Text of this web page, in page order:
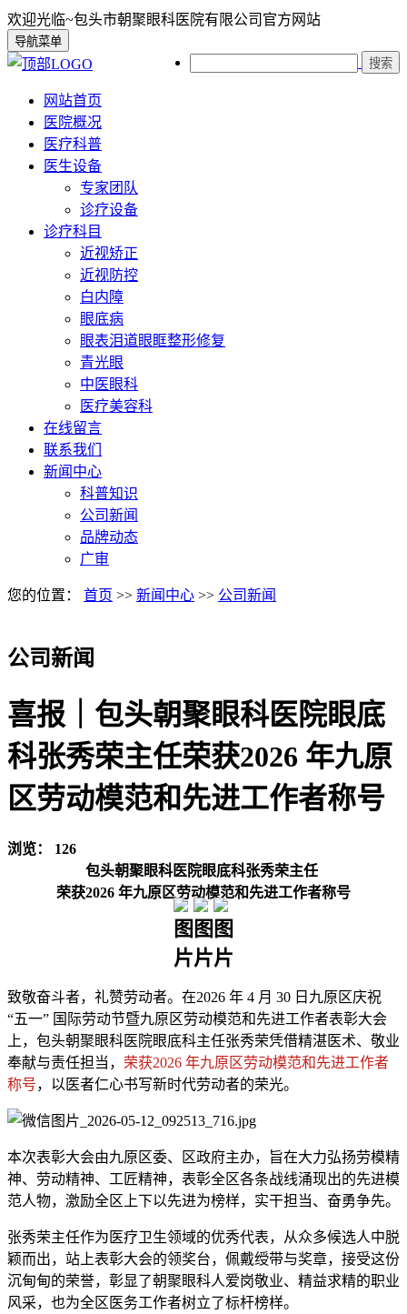
欢迎光临~包头市朝聚眼科医院有限公司官方网站
搜索
导航菜单
网站首页
医院概况
医疗科普
医生设备
专家团队
诊疗设备
诊疗科目
近视矫正
近视防控
白内障
眼底病
眼表泪道眼眶整形修复
青光眼
中医眼科
医疗美容科
在线留言
联系我们
新闻中心
科普知识
公司新闻
品牌动态
广审
您的位置： 首页 >> 新闻中心 >> 公司新闻
公司新闻
喜报｜包头朝聚眼科医院眼底
科张秀荣主任荣获2026 年九原
区劳动模范和先进工作者称号
浏览： 126
包头朝聚眼科医院眼底科张秀荣主任
荣获2026 年九原区劳动模范和先进工作者称号
致敬奋斗者，礼赞劳动者。在2026 年 4 月 30 日九原区庆祝
“五一” 国际劳动节暨九原区劳动模范和先进工作者表彰大会
上，包头朝聚眼科医院眼底科主任张秀荣凭借精湛医术、敬业
奉献与责任担当， 荣获2026 年九原区劳动模范和先进工作者
称号，以医者仁心书写新时代劳动者的荣光。
本次表彰大会由九原区委、区政府主办，旨在大力弘扬劳模精
神、劳动精神、工匠精神，表彰全区各条战线涌现出的先进模
范人物，激励全区上下以先进为榜样，实干担当、奋勇争先。
张秀荣主任作为医疗卫生领域的优秀代表，从众多候选人中脱
颖而出，站上表彰大会的领奖台，佩戴绶带与奖章，接受这份
沉甸甸的荣誉，彰显了朝聚眼科人爱岗敬业、精益求精的职业
风采，也为全区医务工作者树立了标杆榜样。